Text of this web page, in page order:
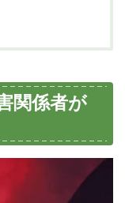
関係者が